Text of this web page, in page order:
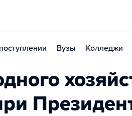
Вузы Колледжи